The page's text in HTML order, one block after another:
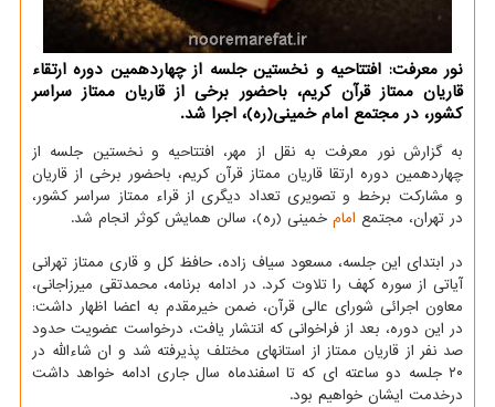
نور معرفت: افتتاحیه و نخستین جلسه از چهاردهمین دوره ارتقاء
قاریان ممتاز قرآن کریم، باحضور برخی از قاریان ممتاز سراسر
کشور، در مجتمع امام خمینی(ره)، اجرا شد.
به گزارش نور معرفت به نقل از مهر، افتتاحیه و نخستین جلسه از
چهاردهمین دوره ارتقا قاریان ممتاز قرآن کریم، باحضور برخی از قاریان
و مشارکت برخط و تصویری تعداد دیگری از قراء ممتاز سراسر کشور،
در تهران، مجتمع امام خمینی (ره)، سالن همایش کوثر انجام شد.
در ابتدای این جلسه، مسعود سیاف زاده، حافظ کل و قاری ممتاز تهرانی
آیاتی از سوره کهف را تلاوت کرد. در ادامه برنامه، محمدتقی میرزاجانی،
معاون اجرائی شورای عالی قرآن، ضمن خیرمقدم به اعضا اظهار داشت:
در این دوره، بعد از فراخوانی که انتشار یافت، درخواست عضویت حدود
صد نفر از قاریان ممتاز از استانهای مختلف پذیرفته شد و ان شاءالله در
۲۰ جلسه دو ساعته ای که تا اسفندماه سال جاری ادامه خواهد داشت
درخدمت ایشان خواهیم بود.